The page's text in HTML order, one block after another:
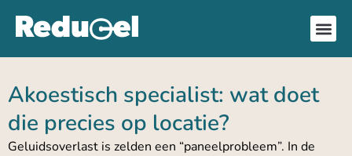
Akoestisch specialist: wat doet
die precies op locatie?
Geluidsoverlast is zelden een “paneelprobleem”. In de